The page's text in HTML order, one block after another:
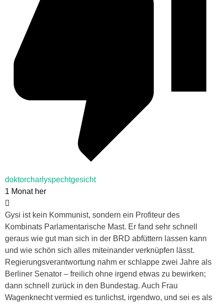
doktorcharlyspechtgesicht
1 Monat her
Gysi ist kein Kommunist, sondern ein Profiteur des
Kombinats Parlamentarische Mast. Er fand sehr schnell
geraus wie gut man sich in der BRD abfüttern lassen kann
und wie schön sich alles miteinander verknüpfen lässt.
Regierungsverantwortung nahm er schlappe zwei Jahre als
Berliner Senator – freilich ohne irgend etwas zu bewirken;
dann schnell zurück in den Bundestag. Auch Frau
Wagenknecht vermied es tunlichst, irgendwo, und sei es als